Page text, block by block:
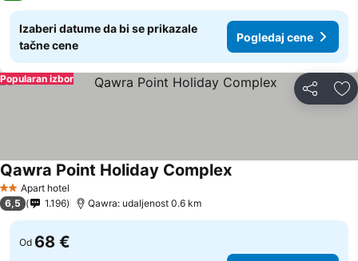
Izaberi datume da bi se prikazale
tačne cene
Pogledaj cene
Deli
Popularan izbor
2 Zvezdice
Apart hotel
Qawra Point Holiday Complex
6,5 1.196 Qawra: udaljenost 0.6 km
Od 68 €